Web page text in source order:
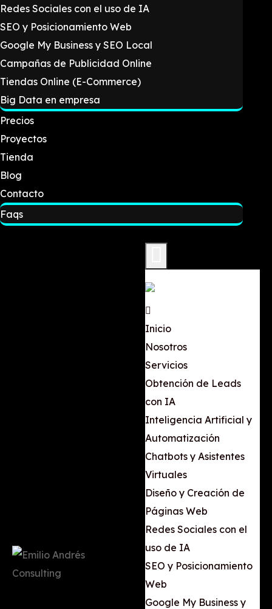
Redes Sociales con el uso de IA
SEO y Posicionamiento Web
Google My Business y SEO Local
Campañas de Publicidad Online
Tiendas Online (E-Commerce)
Big Data en empresa
Precios
Proyectos
Tienda
Blog
Contacto
Faqs
Inicio
Nosotros
Servicios
Obtención de Leads
con IA
Inteligencia Artificial y
Automatización
Chatbots y Asistentes
Virtuales
Diseño y Creación de
Páginas Web
Redes Sociales con el
uso de IA
SEO y Posicionamiento
Web
Google My Business y